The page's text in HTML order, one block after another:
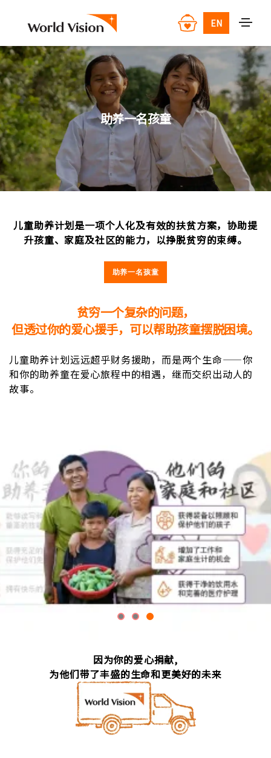
EN
助养一名孩童
儿童助养计划是一项个人化及有效的扶贫方案，协助提
升孩童、家庭及社区的能力，以挣脱贫穷的束缚。
助养一名孩童
贫穷一个复杂的问题，
但透过你的爱心援手，可以帮助孩童摆脱困境。
儿童助养计划远远超乎财务援助，而是两个生命——你
和你的助养童在爱心旅程中的相遇，继而交织出动人的
故事。
因为你的爱心捐献,
为他们带了丰盛的生命和更美好的未来